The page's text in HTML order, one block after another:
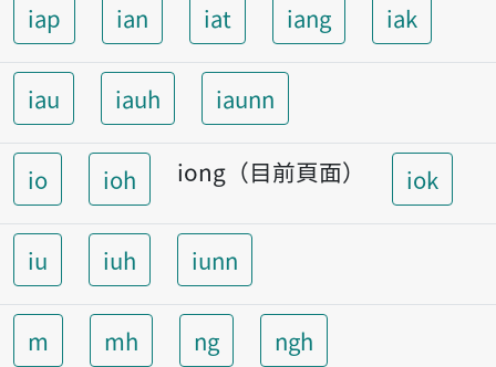
iap
ian iat iang iak
iau iauh iaunn
io ioh iong（目前頁面） iok
iu iuh iunn
m mh ng ngh